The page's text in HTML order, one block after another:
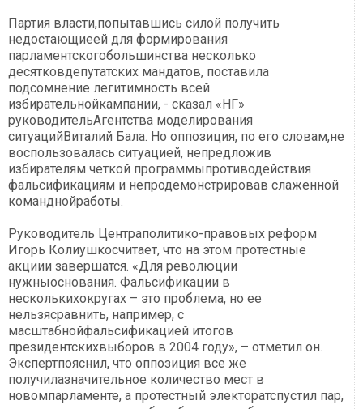
Партия власти,попытавшись силой получить
недостающиеей для формирования
парламентскогобольшинства несколько
десятковдепутатских мандатов, поставила
подсомнение легитимность всей
избирательнойкампании, - сказал «НГ»
руководительАгентства моделирования
ситуацийВиталий Бала. Но оппозиция, по его словам,не
воспользовалась ситуацией, непредложив
избирателям четкой программыпротиводействия
фальсификациям и непродемонстрировав слаженной
команднойработы.
Руководитель Центраполитико-правовых реформ
Игорь Колиушкосчитает, что на этом протестные
акциии завершатся. «Для революции
нужныоснования. Фальсификации в
несколькихокругах – это проблема, но ее
нельзясравнить, например, с
масштабнойфальсификацией итогов
президентскихвыборов в 2004 году», – отметил он.
Экспертпояснил, что оппозиция все же
получилазначительное количество мест в
новомпарламенте, а протестный электоратспустил пар,